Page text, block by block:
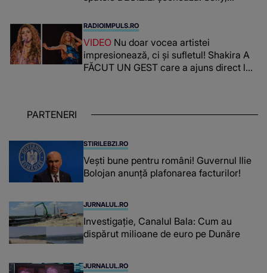
CREDEA CĂ VA VEDEA AȘA CEVA: "Fix
în fața unui..."
RADIOIMPULS.RO
VIDEO Nu doar vocea artistei
impresionează, ci și sufletul! Shakira A
FĂCUT UN GEST care a ajuns direct la
așteptând oportunitatea
PARTENERI
STIRILEBZI.RO
Vești bune pentru români! Guvernul Ilie
Bolojan anunță plafonarea facturilor!
JURNALUL.RO
Investigație, Canalul Bala: Cum au
dispărut milioane de euro pe Dunăre
JURNALUL.RO